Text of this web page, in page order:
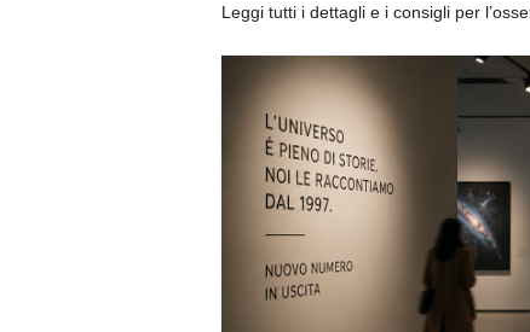
Leggi tutti i dettagli e i consigli per